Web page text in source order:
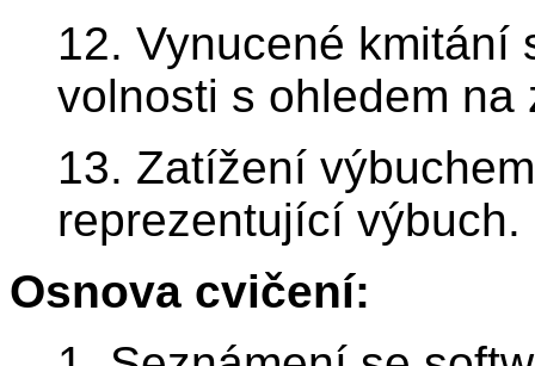
12. Vynucené kmitání
volnosti s ohledem
13. Zatížení
reprezentující výbuch.
Osnova cvičení: